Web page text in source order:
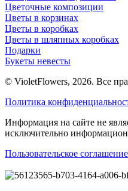
Цветочные композиции
Цветы в корзинах
Цветы в коробках
Цветы в шляпных коробках
Подарки
Букеты невесты
© VioletFlowers, 2026. Все
Политика
Информация на сайте не
исключительно
Пользовательское соглашение